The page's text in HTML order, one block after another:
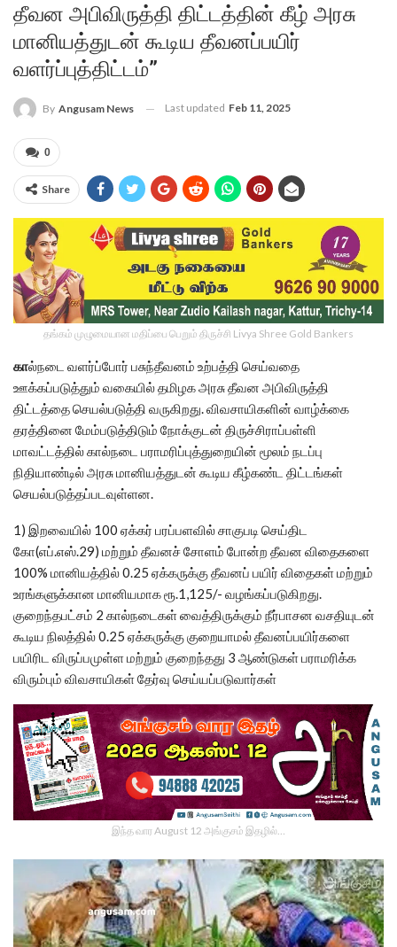
தீவன அபிவிருத்தி திட்டத்தின் கீழ் அரசு
மானியத்துடன் கூடிய தீவனப்பயிர்
வளர்ப்புத்திட்டம்”
By Angusam News Last updated Feb 11, 2025
0
Share
தங்கம் முழுமையான மதிப்பை பெறும் திருச்சி Livya Shree Gold Bankers
கால்நடை வளர்ப்போர் பசுந்தீவனம் உற்பத்தி செய்வதை
ஊக்கப்படுத்தும் வகையில் தமிழக அரசு தீவன அபிவிருத்தி
திட்டத்தை செயல்படுத்தி வருகிறது. விவசாயிகளின் வாழ்க்கை
தரத்தினை மேம்படுத்திடும் நோக்குடன் திருச்சிராப்பள்ளி
மாவட்டத்தில் கால்நடை பராமரிப்புத்துறையின் மூலம் நடப்பு
நிதியாண்டில் அரசு மானியத்துடன் கூடிய கீழ்கண்ட திட்டங்கள்
செயல்படுத்தப்படவுள்ளன.
1) இறவையில் 100 ஏக்கர் பரப்பளவில் சாகுபடி செய்திட
கோ(எப்.எஸ்.29) மற்றும் தீவனச் சோளம் போன்ற தீவன விதைகளை
100% மானியத்தில் 0.25 ஏக்கருக்கு தீவனப் பயிர் விதைகள் மற்றும்
உரங்களுக்கான மானியமாக ரூ.1,125/- வழங்கப்படுகிறது.
குறைந்தபட்சம் 2 கால்நடைகள் வைத்திருக்கும் நீர்பாசன வசதியுடன்
கூடிய நிலத்தில் 0.25 ஏக்கருக்கு குறையாமல் தீவனப்பயிர்களை
பயிரிட விருப்பமுள்ள மற்றும் குறைந்தது 3 ஆண்டுகள் பராமரிக்க
விரும்பும் விவசாயிகள் தேர்வு செய்யப்படுவார்கள்
இந்த வார August 12 அங்குசம் இதழில்…